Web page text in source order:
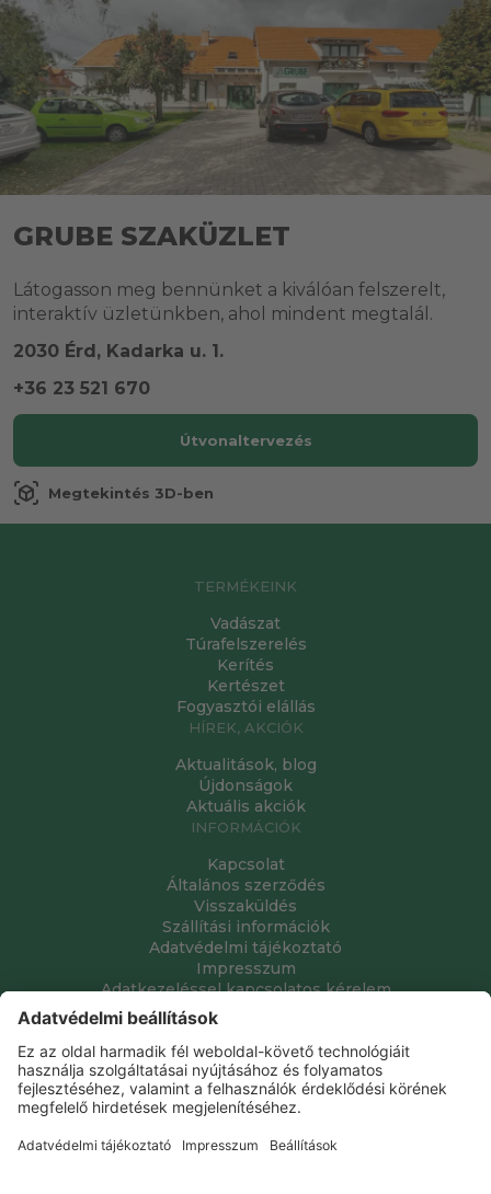
GRUBE SZAKÜZLET
Látogasson meg bennünket a kiválóan felszerelt,
interaktív üzletünkben, ahol mindent megtalál.
2030 Érd, Kadarka u. 1.
+36 23 521 670
Útvonaltervezés
view_in_ar Megtekintés 3D-ben
TERMÉKEINK
Vadászat
Túrafelszerelés
Kerítés
Kertészet
Fogyasztói elállás
HÍREK, AKCIÓK
Aktualitások, blog
Újdonságok
Aktuális akciók
INFORMÁCIÓK
Kapcsolat
Általános szerződés
Visszaküldés
Szállítási információk
Adatvédelmi tájékoztató
Impresszum
Adatkezeléssel kapcsolatos kérelem